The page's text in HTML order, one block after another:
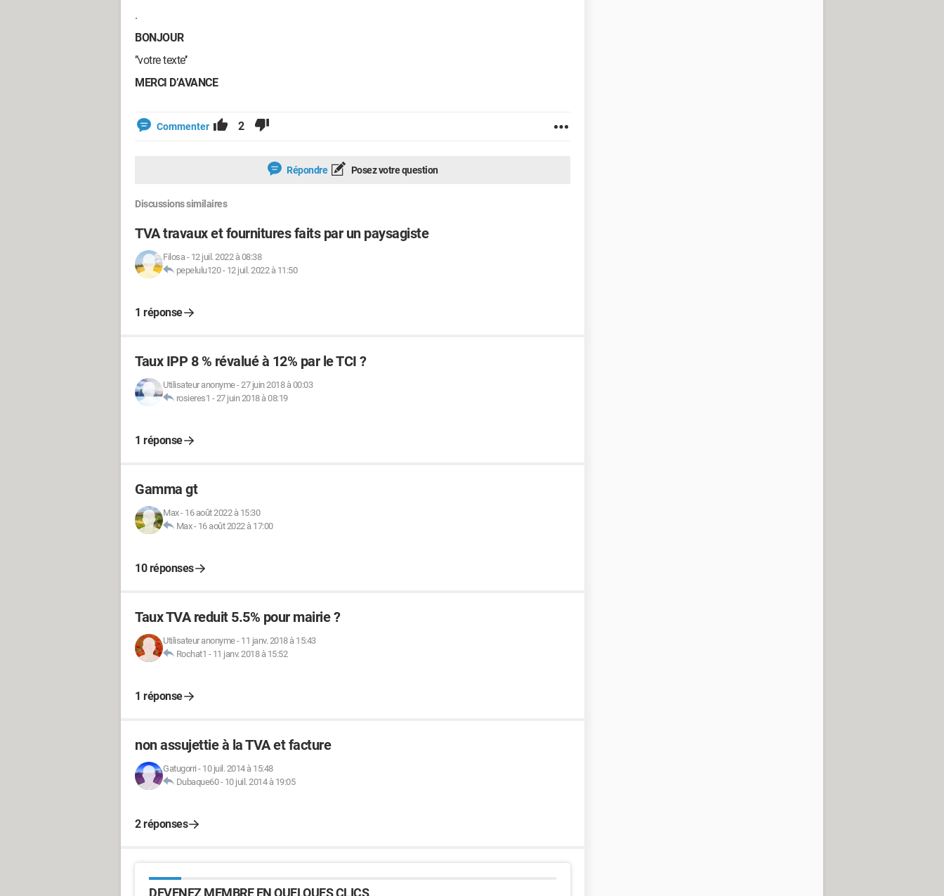
.
BONJOUR
’’votre texte’’
MERCI D’AVANCE
Commenter 2
Répondre Posez votre question
Discussions similaires
TVA travaux et fournitures faits par un paysagiste
Filosa - 12 juil. 2022 à 08:38
pepelulu120- 12 juil. 2022 à 11:50
1 réponse
Taux IPP 8 % révalué à 12% par le TCI ?
Utilisateur anonyme-27 juin 2018 à 00:03
rosieres1 -27 juin 2018 à 08:19
1 réponse
Gamma gt
Max- 16 août 2022 à 15:30
Max- 16 août 2022 à 17:00
10 réponses
Taux TVA reduit 5.5% pour mairie ?
Utilisateur anonyme- 11 janv. 2018 à 15:43
Rochat1 - 11 janv. 2018 à 15:52
1 réponse
non assujettie à la TVA et facture
Gatugorri - 10 juil. 2014 à 15:48
Dubaque60- 10 juil. 2014 à 19:05
2 réponses
DEVENEZ MEMBRE EN QUELQUES CLICS